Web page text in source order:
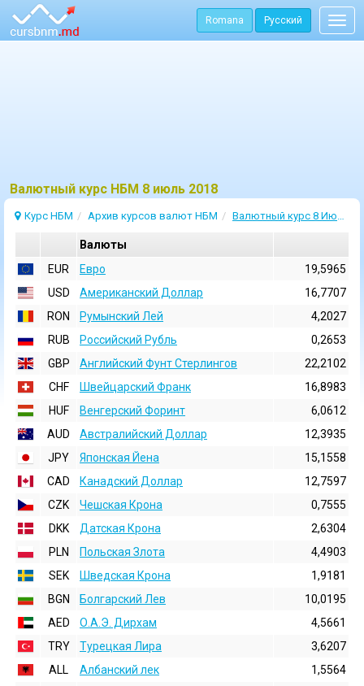
Romana Русский
Bалютный курс НБМ 8 июль 2018
Курс НБМ Архив курсов валют НБМ Валютный курс 8 Июль 2018
Валюты
EUR
Евро
19,5965
USD
Aмериканский Доллар
16,7707
RON
Румынский Лей
4,2027
RUB
Российский Рубль
0,2653
GBP
Английский Фунт Стерлингов
22,2102
CHF
Швейцарский Франк
16,8983
HUF
Венгерский Форинт
6,0612
AUD
Австралийский Доллар
12,3935
JPY
Японская Йена
15,1558
CAD
Канадский Доллар
12,7597
CZK
Чешская Крона
0,7555
DKK
Датская Крона
2,6304
PLN
Польская Злота
4,4903
SEK
Шведская Крона
1,9181
BGN
Болгарский Лев
10,0195
AED
О.А.Э. Дирхам
4,5661
TRY
Турецкая Лира
3,6207
ALL
Албанский лек
1,5564